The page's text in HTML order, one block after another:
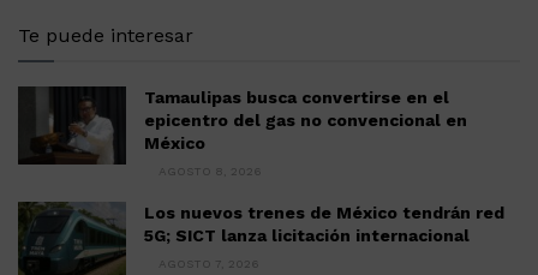
Te puede interesar
Tamaulipas busca convertirse en el
epicentro del gas no convencional en
México
AGOSTO 8, 2026
Los nuevos trenes de México tendrán red
5G; SICT lanza licitación internacional
AGOSTO 7, 2026